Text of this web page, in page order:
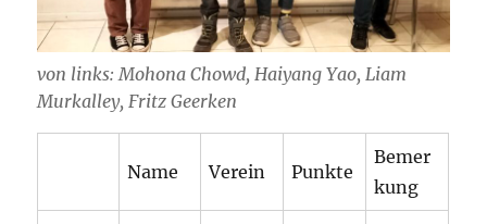
von links: Mohona Chowd, Haiyang Yao, Liam
Murkalley, Fritz Geerken
Name Verein Punkte
Bemer
kung